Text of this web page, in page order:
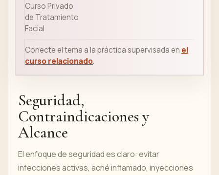
Curso Privado
de Tratamiento
Facial
Conecte el tema a la práctica supervisada en el
curso relacionado.
Seguridad,
Contraindicaciones y
Alcance
El enfoque de seguridad es claro: evitar
infecciones activas, acné inflamado, inyecciones